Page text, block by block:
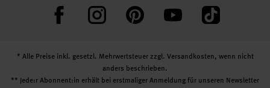
FacebookInstagram PinterestYouTube TikTok
* Alle Preise inkl. gesetzl. Mehrwertsteuer zzgl. Versandkosten, wenn nicht
anders beschrieben.
** Jede:r Abonnent:in erhält bei erstmaliger Anmeldung für unseren Newsletter